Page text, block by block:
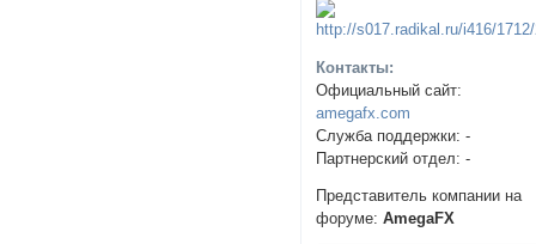
Контакты:
Официальный сайт:
amegafx.com
Служба поддержки: -
Партнерский отдел: -
Представитель компании на
форуме:AmegaFX